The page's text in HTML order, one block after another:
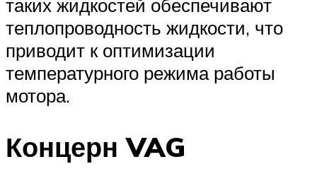
таких жидкостей обеспечивают
теплопроводность жидкости, что
приводит к оптимизации
температурного режима работы
мотора.
Концерн VAG